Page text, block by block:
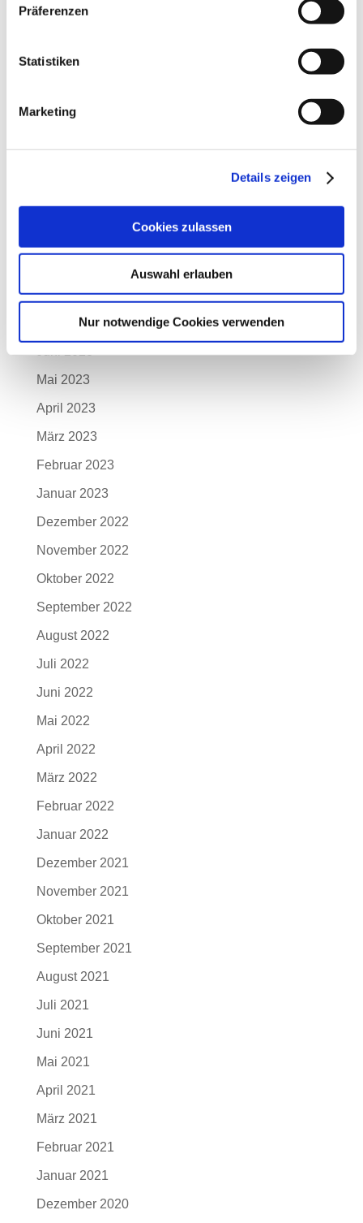
Präferenzen
Statistiken
Marketing
Details zeigen
Cookies zulassen
Auswahl erlauben
Nur notwendige Cookies verwenden
Juni 2024
April 2024
Januar 2024
November 2023
August 2023
Juli 2023
Mai 2023
April 2023
März 2023
Februar 2023
Januar 2023
Dezember 2022
November 2022
Oktober 2022
September 2022
August 2022
Juli 2022
Juni 2022
Mai 2022
April 2022
März 2022
Februar 2022
Januar 2022
Dezember 2021
November 2021
Oktober 2021
September 2021
August 2021
Juli 2021
Juni 2021
Mai 2021
April 2021
März 2021
Februar 2021
Januar 2021
Dezember 2020